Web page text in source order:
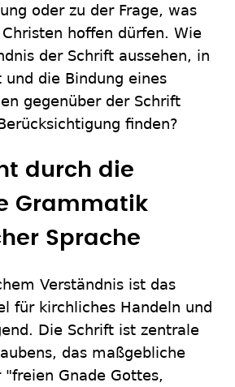
oder zu der Frage, was
hoffen dürfen. Wie
der Schrift aussehen, in
und die Bindung eines
gegenüber der Schrift
finden?
durch die
Grammatik
Sprache
Verständnis ist das
für kirchliches Handeln und
Die Schrift ist zentrale
das maßgebliche
Gnade Gottes,